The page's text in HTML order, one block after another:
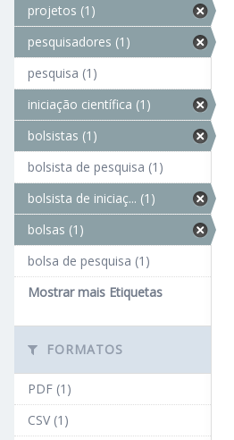
projetos (1)
pesquisadores (1)
pesquisa (1)
iniciação científica (1)
bolsistas (1)
bolsista de pesquisa (1)
bolsista de iniciaç... (1)
bolsas (1)
bolsa de pesquisa (1)
Mostrar mais Etiquetas
FORMATOS
PDF (1)
CSV (1)